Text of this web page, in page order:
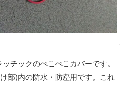
チックのぺこぺこカバーです。
部)内の防水・防塵用です。これ